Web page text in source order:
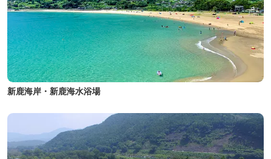
新鹿海岸・新鹿海水浴場